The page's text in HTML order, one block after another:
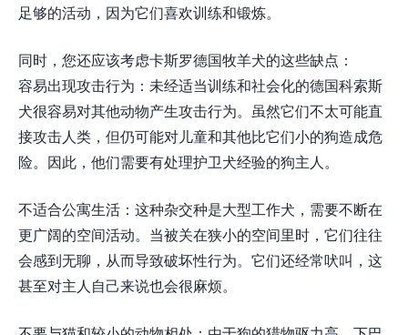
足够的活动，因为它们喜欢训练和锻炼。
同时，您还应该考虑卡斯罗德国牧羊犬的这些缺点：
容易出现攻击行为：未经适当训练和社会化的德国科索斯
犬很容易对其他动物产生攻击行为。虽然它们不太可能直
接攻击人类，但仍可能对儿童和其他比它们小的狗造成危
险。因此，他们需要有处理护卫犬经验的狗主人。
不适合公寓生活：这种杂交种是大型工作犬，需要不断在
更广阔的空间活动。当被关在狭小的空间里时，它们往往
会感到无聊，从而导致破坏性行为。它们还经常吠叫，这
甚至对主人自己来说也会很麻烦。